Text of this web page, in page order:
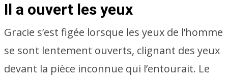
Il a ouvert les yeux
Gracie s’est figée lorsque les yeux de l’homme
se sont lentement ouverts, clignant des yeux
devant la pièce inconnue qui l’entourait. Le